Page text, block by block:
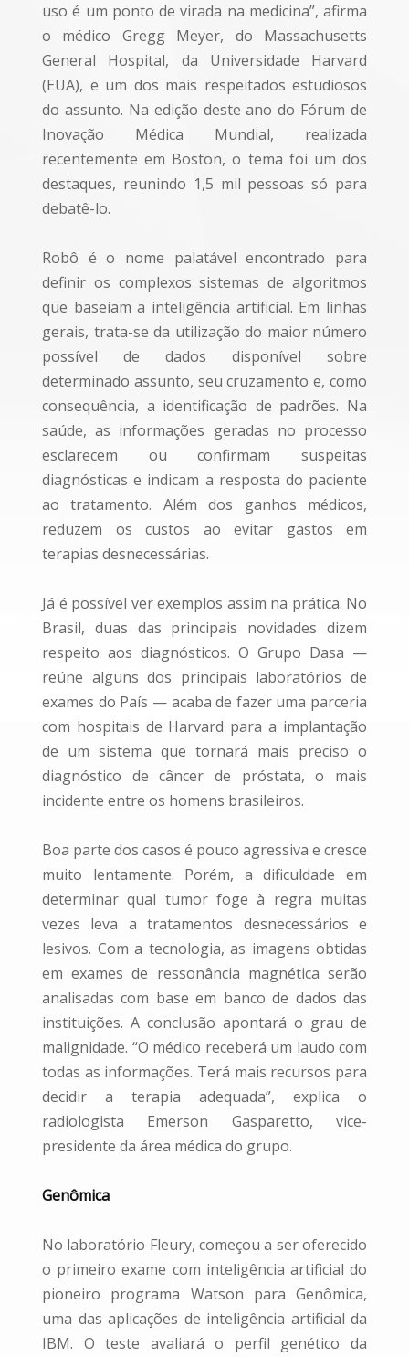
uso é um ponto de virada na medicina”, afirma
o médico Gregg Meyer, do Massachusetts
General Hospital, da Universidade Harvard
(EUA), e um dos mais respeitados estudiosos
do assunto. Na edição deste ano do Fórum de
Inovação Médica Mundial, realizada
recentemente em Boston, o tema foi um dos
destaques, reunindo 1,5 mil pessoas só para
debatê-lo.
Robô é o nome palatável encontrado para
definir os complexos sistemas de algoritmos
que baseiam a inteligência artificial. Em linhas
gerais, trata-se da utilização do maior número
possível de dados disponível sobre
determinado assunto, seu cruzamento e, como
consequência, a identificação de padrões. Na
saúde, as informações geradas no processo
esclarecem ou confirmam suspeitas
diagnósticas e indicam a resposta do paciente
ao tratamento. Além dos ganhos médicos,
reduzem os custos ao evitar gastos em
terapias desnecessárias.
Já é possível ver exemplos assim na prática. No
Brasil, duas das principais novidades dizem
respeito aos diagnósticos. O Grupo Dasa —
reúne alguns dos principais laboratórios de
exames do País — acaba de fazer uma parceria
com hospitais de Harvard para a implantação
de um sistema que tornará mais preciso o
diagnóstico de câncer de próstata, o mais
incidente entre os homens brasileiros.
Boa parte dos casos é pouco agressiva e cresce
muito lentamente. Porém, a dificuldade em
determinar qual tumor foge à regra muitas
vezes leva a tratamentos desnecessários e
lesivos. Com a tecnologia, as imagens obtidas
em exames de ressonância magnética serão
analisadas com base em banco de dados das
instituições. A conclusão apontará o grau de
malignidade. “O médico receberá um laudo com
todas as informações. Terá mais recursos para
decidir a terapia adequada”, explica o
radiologista Emerson Gasparetto, vice-
presidente da área médica do grupo.
Genômica
No laboratório Fleury, começou a ser oferecido
o primeiro exame com inteligência artificial do
pioneiro programa Watson para Genômica,
uma das aplicações de inteligência artificial da
IBM. O teste avaliará o perfil genético da